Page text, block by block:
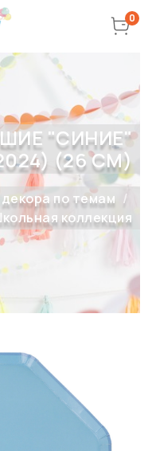
0
"СИНИЕ"
(26 СМ)
по темам
коллекция